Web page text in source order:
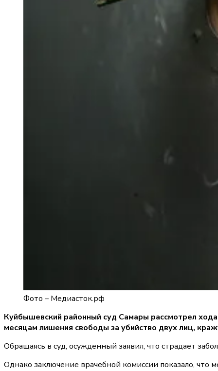
Фото – Медиасток.рф
Куйбышевский районный суд Самары рассмотрел
месяцам лишения свободы за убийство двух лиц,
Обращаясь в суд, осужденный заявил, что страдает
Однако заключение врачебной комиссии показало, что